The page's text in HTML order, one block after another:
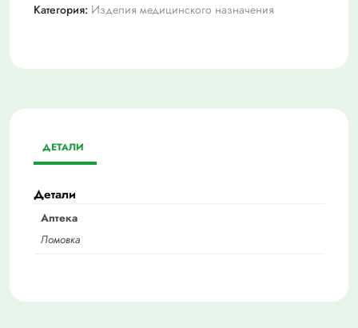
Категория: Изделия медицинского назначения
ДЕТАЛИ
Детали
Аптека
Ломовка